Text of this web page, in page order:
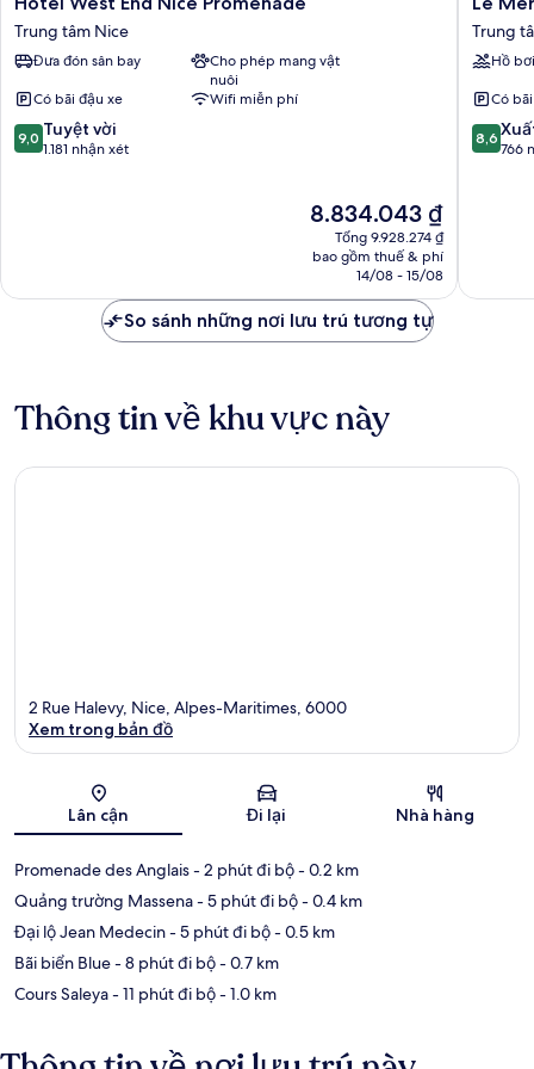
West
End
Nice
Trung
tâm
Nice
Trung tâm Nice
Đưa đón sân bay
Cho phép mang vật
nuôi
Có bãi đậu xe
Wifi miễn phí
9.0
trên
9,0 Tuyệt vời
1.181 nhận xét
Giá
hiện
tại
8.834.043 ₫
8.834.043 ₫
Tổng 9.928.274 ₫
bao gồm thuế & phí
14/08 - 15/08
Nice
Trung
Nice
Trung
Hồ bơi
Có
8.6
trên
8,6
766
So sánh những nơi lưu trú tương tự
Thông tin về khu vực này
Bản đồ
2 Rue Halevy, Nice, Alpes-Maritimes, 6000
Xem trong bản đồ
Lân cận Đi lại Nhà hàng
Promenade des Anglais- 2 phút đi bộ- 0.2 km
Quảng trường Massena- 5 phút đi bộ- 0.4 km
Đại lộ Jean Medecin- 5 phút đi bộ- 0.5 km
Bãi biển Blue- 8 phút đi bộ- 0.7 km
Cours Saleya- 11 phút đi bộ- 1.0 km